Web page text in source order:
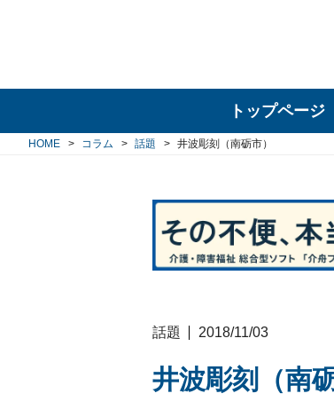
トップページ
HOME コラム 話題 井波彫刻（南砺市）
話題 2018/11/03
井波彫刻（南砺